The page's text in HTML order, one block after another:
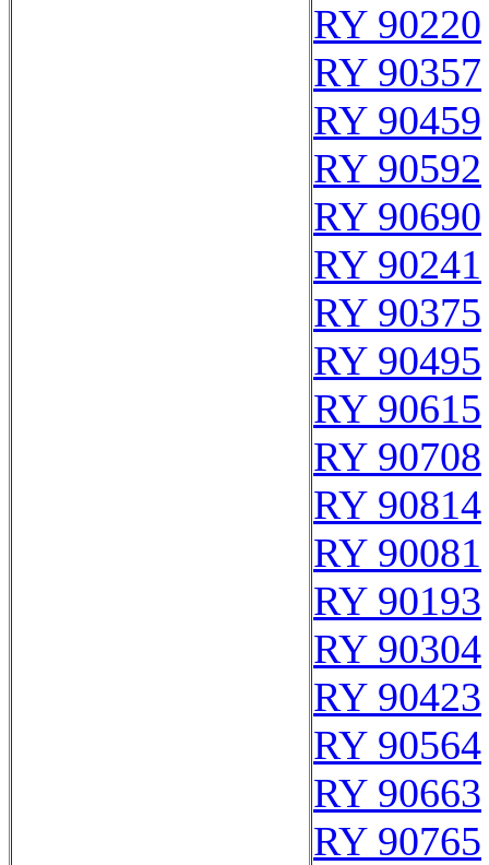
RY 90220
RY 90357
RY 90459
RY 90592
RY 90690
RY 90241
RY 90375
RY 90495
RY 90615
RY 90708
RY 90814
RY 90081
RY 90193
RY 90304
RY 90423
RY 90564
RY 90663
RY 90765